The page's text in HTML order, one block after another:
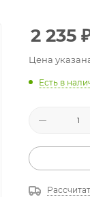
2 235
Цена
Есть в